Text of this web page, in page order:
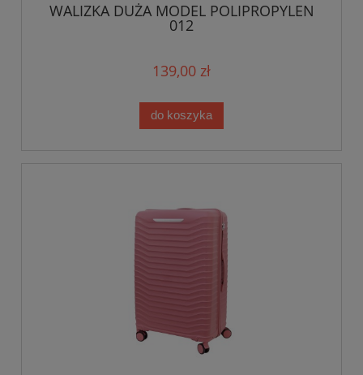
WALIZKA DUŻA MODEL POLIPROPYLEN
012
139,00 zł
do koszyka